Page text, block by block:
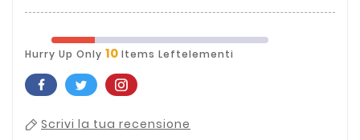
Hurry Up Only 10 Items Leftelementi
Scrivi la tua recensione